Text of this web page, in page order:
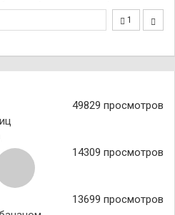
1
49829 просмотров
14309 просмотров
13699 просмотров